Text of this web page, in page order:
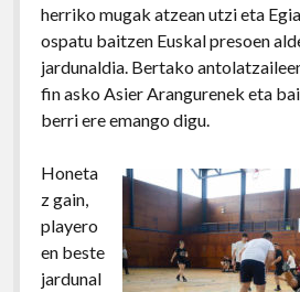
herriko mugak atzean utzi eta
ospatu baitzen Euskal presoen
jardunaldia. Bertako
fin asko Asier Arangurenek eta
berri ere emango digu.
Honeta
z gain,
playero
en beste
jardunal